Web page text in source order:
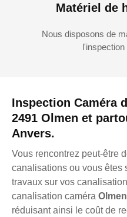
Inspection Caméra
2491 Olmen et
Anvers.
Vous rencontrez peut-être
canalisations ou vous êtes
travaux sur vos
canalisation caméra Olmen
réduisant ainsi le coût de
Matériel de
Nous disposons de